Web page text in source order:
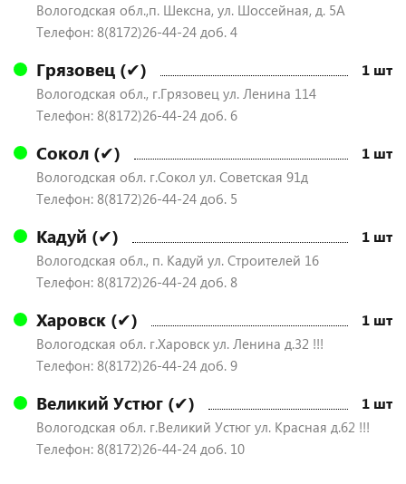
Вологодская обл.,п. Шексна, ул. Шоссейная, д. 5А
Телефон: 8(8172)26-44-24 доб. 4
Грязовец (✔) 1 шт
Вологодская обл., г.Грязовец ул. Ленина 114
Телефон: 8(8172)26-44-24 доб. 6
Сокол (✔) 1 шт
Вологодская обл. г.Сокол ул. Советская 91д
Телефон: 8(8172)26-44-24 доб. 5
Кадуй (✔) 1 шт
Вологодская обл., п. Кадуй ул. Строителей 16
Телефон: 8(8172)26-44-24 доб. 8
Харовск (✔) 1 шт
Вологодская обл. г.Харовск ул. Ленина д.32 !!!
Телефон: 8(8172)26-44-24 доб. 9
Великий Устюг (✔) 1 шт
Вологодская обл. г.Великий Устюг ул. Красная д.62 !!!
Телефон: 8(8172)26-44-24 доб. 10